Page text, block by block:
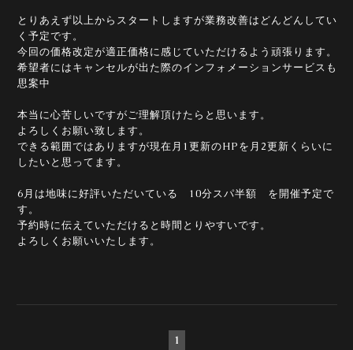
とりあえず以上からスタートしますが業務改善はどんどんしてい
く予定です。
今回の価格改定が適正価格に感じていただけるよう頑張ります。
希望者にはキャンセルが出た際のインフォメーションサービスも
思案中
本当に心苦しいですがご理解頂けたらと思います。
よろしくお願い致します。
できる範囲ではありますが現在月1更新のHPを月2更新くらいに
したいと思ってます。
6月は地味に好評いただいている 10分スパ半額 を開催予定で
す。
予約時に伝えていただけると時間とりやすいです。
よろしくお願いいたします。
1